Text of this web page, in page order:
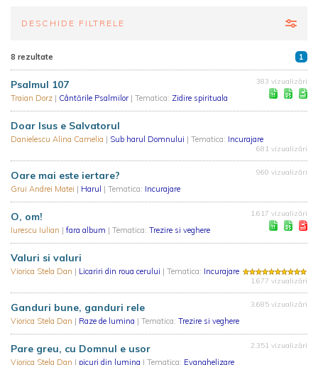
DESCHIDE FILTRELE
8 rezultate 1
Psalmul 107
Traian Dorz | Cântările Psalmilor | Tematica: Zidire spirituala
383 vizualizări
Doar Isus e Salvatorul
Danielescu Alina Camelia | Sub harul Domnului | Tematica: Incurajare
681 vizualizări
Oare mai este iertare?
Grui Andrei Matei | Harul | Tematica: Incurajare
960 vizualizări
O, om!
Iurescu Iulian | fara album | Tematica: Trezire si veghere
1.617 vizualizări
Valuri si valuri
Viorica Stela Dan | Licariri din roua cerului | Tematica: Incurajare
1.677 vizualizări
Ganduri bune, ganduri rele
Viorica Stela Dan | Raze de lumina | Tematica: Trezire si veghere
3.685 vizualizări
Pare greu, cu Domnul e usor
Viorica Stela Dan | picuri din lumina | Tematica: Evanghelizare
2.351 vizualizări